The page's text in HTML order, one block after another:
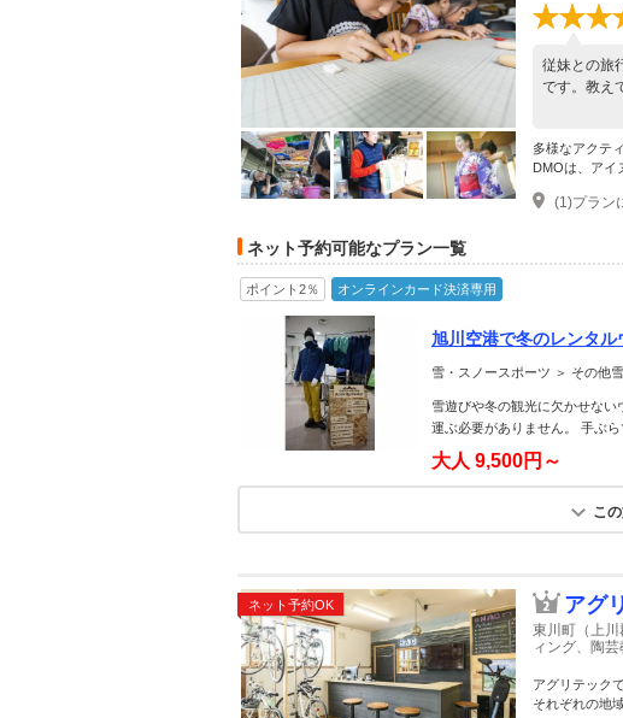
従妹との旅
です。教え
多様なアクテ
DMOは、アイ
ネット予約可能なプラン一覧
ポイント2％ オンラインカード決済専用
旭川空港で冬のレンタル
雪・スノースポーツ ＞ その他
雪遊びや冬の観光に欠かせな
運ぶ必要がありません。 手ぶ
大人 9,500円～
こ
ネット予約OK アグ
東川町（上
ィング、陶
アグリテック
それぞれの地